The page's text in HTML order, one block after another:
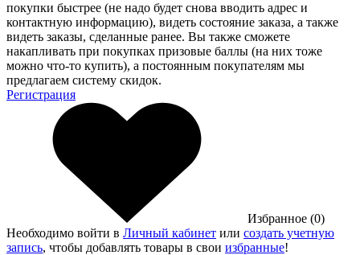
покупки быстрее (не надо будет снова вводить адрес и
контактную информацию), видеть состояние заказа, а также
видеть заказы, сделанные ранее. Вы также сможете
накапливать при покупках призовые баллы (на них тоже
можно что-то купить), а постоянным покупателям мы
предлагаем систему скидок.
Регистрация
Избранное (0)
Необходимо войти в Личный кабинет или создать учетную
запись, чтобы добавлять товары в свои избранные!